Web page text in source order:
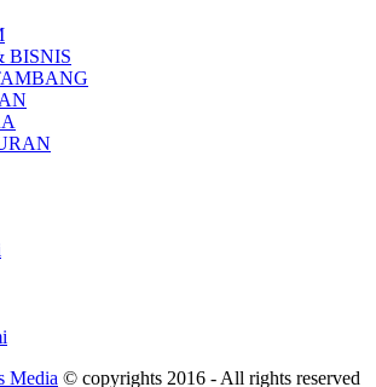
BISNIS
Media © copyrights 2016 - All rights reserved